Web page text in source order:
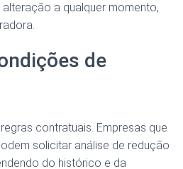
a qualquer momento,
de
contratuais. Empresas que
solicitar análise de redução
do histórico e da